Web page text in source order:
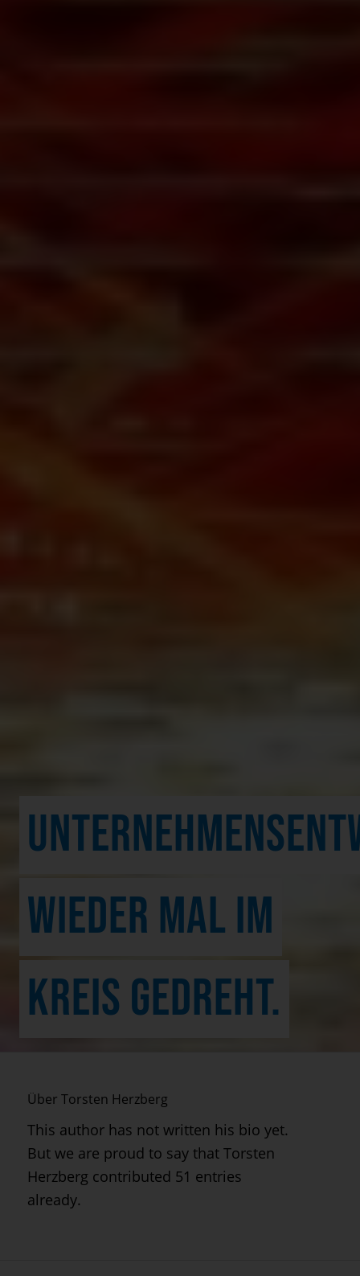
WIEDER MAL IM
KREIS GEDREHT.
Über Torsten Herzberg
This author has not written his bio yet.
But we are proud to say that Torsten
Herzberg contributed 51 entries
already.